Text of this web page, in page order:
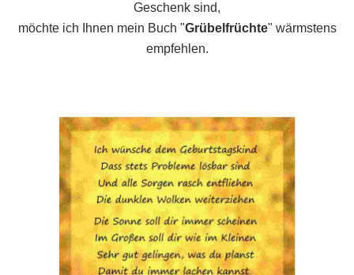
Geschenk sind,
möchte ich Ihnen mein Buch "Grübelfrüchte" wärmstens
empfehlen.